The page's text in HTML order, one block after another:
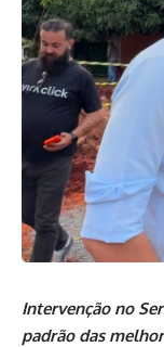
Intervenção no
padrão das